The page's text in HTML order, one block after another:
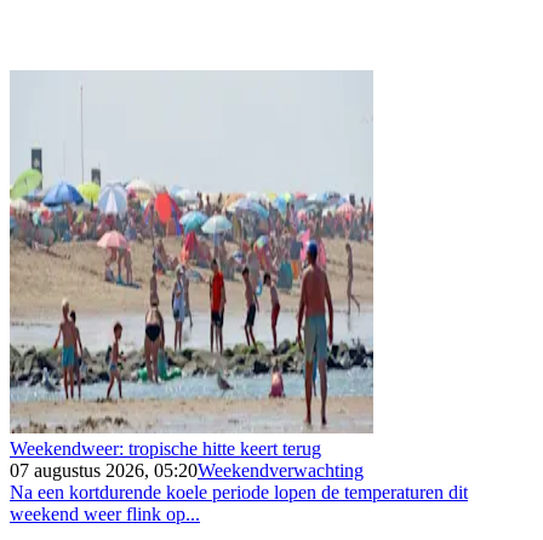
Weekendweer: tropische hitte keert terug
07 augustus 2026, 05:20Weekendverwachting
Na een kortdurende koele periode lopen de temperaturen dit
weekend weer flink op...